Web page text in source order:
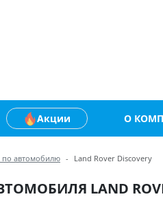
Акции О
крошки
по автомобилю Land Rover Discovery
LAND